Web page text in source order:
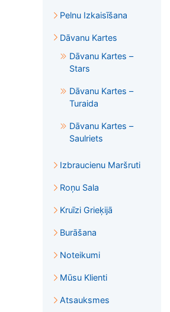
Pelnu Izkaisīšana
Dāvanu Kartes
Dāvanu Kartes –
Stars
Dāvanu Kartes –
Turaida
Dāvanu Kartes –
Saulriets
Izbraucienu Maršruti
Roņu Sala
Kruīzi Grieķijā
Burāšana
Noteikumi
Mūsu Klienti
Atsauksmes